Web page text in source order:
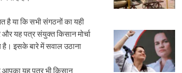
है या कि सभी संगठनों का यही
और यह पत्र संयुक्त किसान मोर्चा
है। इसके बारे में सवाल उठाना
आपका यह पत्र भी किसान